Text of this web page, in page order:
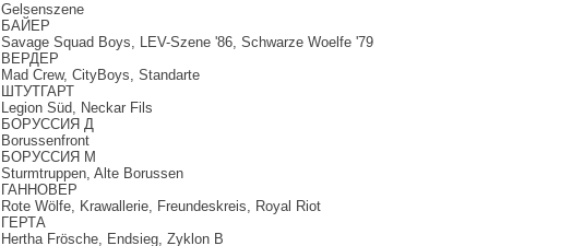
Gelsenszene
БАЙЕР
Savage Squad Boys, LEV-Szene '86, Schwarze Woelfe '79
ВЕРДЕР
Mad Crew, CityBoys, Standarte
ШТУТГАРТ
Legion Süd, Neckar Fils
БОРУССИЯ Д
Borussenfront
БОРУССИЯ М
Sturmtruppen, Alte Borussen
ГАННОВЕР
Rote Wölfe, Krawallerie, Freundeskreis, Royal Riot
ГЕРТА
Hertha Frösche, Endsieg, Zyklon B